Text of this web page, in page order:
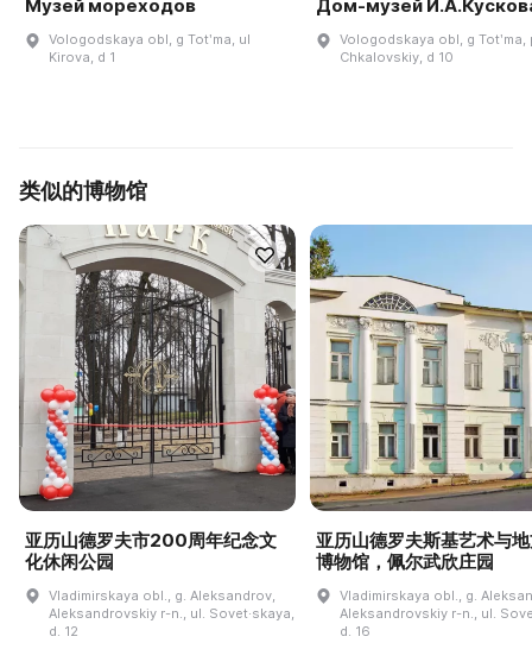
Музей мореходов
Vologodskaya obl, g Totʹma, ul
Kirova, d 1
Дом-музей
Vologodskaya obl, g Totʹma,
Chkalovskiy, d 10
类似的博物馆
亚历山德罗夫市200周年纪念文
化休闲公园
Vladimirskaya obl., g. Aleksandrov,
Aleksandrovskiy r-n., ul. Sovet·skaya,
d. 12
亚历山德罗夫斯基艺术与
博物馆，佩尔武欣庄园
Vladimirskaya obl., g.
Aleksandrovskiy r-n., ul.
d. 16